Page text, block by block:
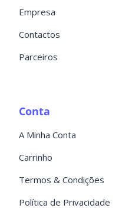
Empresa
Contactos
Parceiros
Conta
A Minha Conta
Carrinho
Termos & Condições
Política de Privacidade